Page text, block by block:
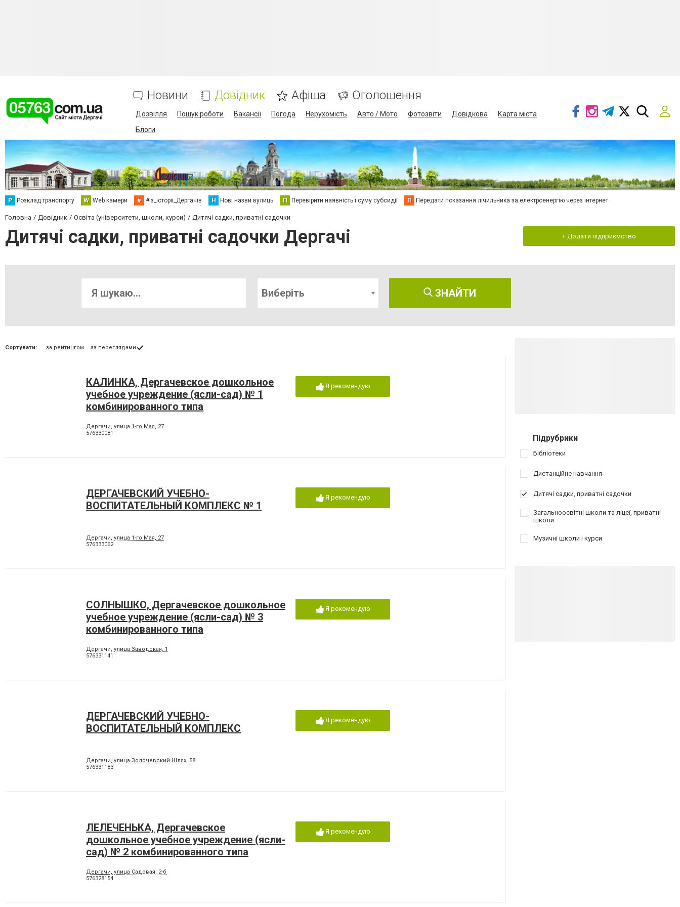
Новини Довідник Афіша Оголошення
Дозвілля Пошук роботи Вакансії Погода Нерухомість Авто / Мото Фотозвіти Довідкова
Карта міста
Блоги
Р Розклад транспорту W Web камери # #Із_історіі_Дергачів Н Нові назви вулиць П Перевірити наявність і суму субсидії П Передати показання лічильника за електроенергію через інтернет
Головна Довідник Освіта (університети, школи, курси) Дитячі садки, приватні садочки
Дитячі садки, приватні садочки Дергачі + Додати підприємство
Виберіть ЗНАЙТИ
Сортувати: за рейтингом за переглядами
КАЛИНКА, Дергачевское дошкольное
учебное учреждение (ясли-сад) № 1
комбинированного типа
Дергачи, улица 1-го Мая, 27
576330081
Я рекомендую
ДЕРГАЧЕВСКИЙ УЧЕБНО-
ВОСПИТАТЕЛЬНЫЙ КОМПЛЕКС № 1
Дергачи, улица 1-го Мая, 27
576333062
Я рекомендую
СОЛНЫШКО, Дергачевское дошкольное
учебное учреждение (ясли-сад) № 3
комбинированного типа
Дергачи, улица Заводская, 1
576331141
Я рекомендую
ДЕРГАЧЕВСКИЙ УЧЕБНО-
ВОСПИТАТЕЛЬНЫЙ КОМПЛЕКС
Дергачи, улица Золочевский Шлях, 58
576331183
Я рекомендую
ЛЕЛЕЧЕНЬКА, Дергачевское
дошкольное учебное учреждение (ясли-
сад) № 2 комбинированного типа
Дергачи, улица Садовая, 2-б
576328154
Я рекомендую
Підрубрики
Бібліотеки
Дистанційне навчання
Дитячі садки, приватні садочки
Загальноосвітні школи та ліцеї, приватні
школи
Музичні школи і курси